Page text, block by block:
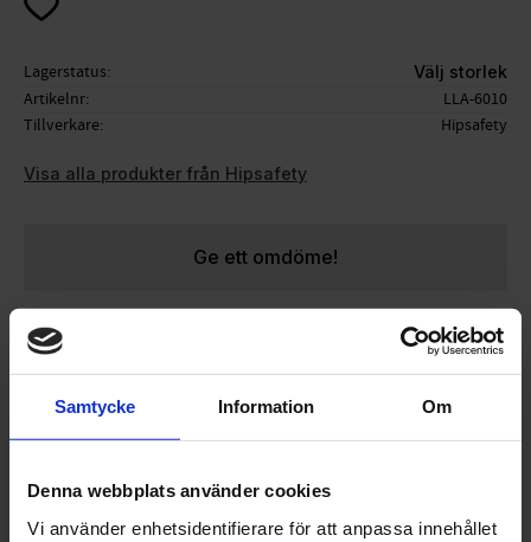
Samtycke Information Om
Denna webbplats använder cookies
Vi använder enhetsidentifierare för att anpassa innehållet
Lagerstatus Välj storlek
Artikelnr
LLA-6010
Tillverkare
Hipsafety
Visa alla produkter från Hipsafety
Ge ett omdöme!
Knäskydd med mjuka och följsamma skyddsplattor
herrar, och alla däremellan som inte har tid att vara
68% Polyamid
32% Lycra